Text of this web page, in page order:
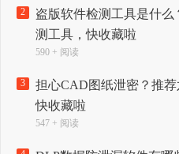
2
盗版软件检测工具是什
测工具，快收藏啦
590 + 阅读
3
担心CAD图纸泄密？推
快收藏啦
547 + 阅读